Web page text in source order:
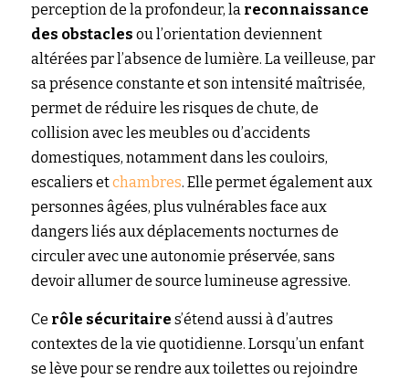
perception de la profondeur, la reconnaissance
des obstacles ou l’orientation deviennent
altérées par l’absence de lumière. La veilleuse, par
sa présence constante et son intensité maîtrisée,
permet de réduire les risques de chute, de
collision avec les meubles ou d’accidents
domestiques, notamment dans les couloirs,
escaliers etchambres. Elle permet également aux
personnes âgées, plus vulnérables face aux
dangers liés aux déplacements nocturnes de
circuler avec une autonomie préservée, sans
devoir allumer de source lumineuse agressive.
Ce rôle sécuritaire s’étend aussi à d’autres
contextes de la vie quotidienne. Lorsqu’un enfant
se lève pour se rendre aux toilettes ou rejoindre